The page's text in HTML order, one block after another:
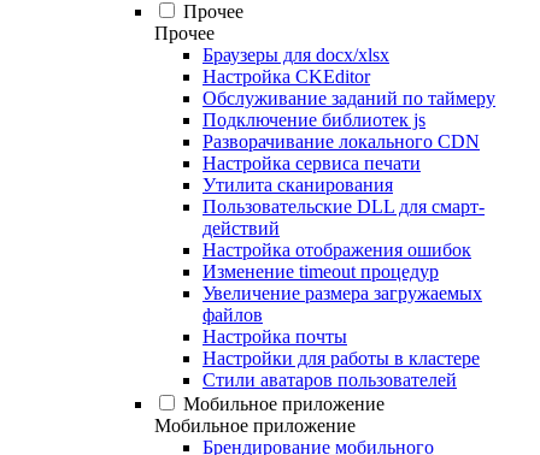
Прочее
Прочее
Браузеры для docx/xlsx
Настройка CKEditor
Обслуживание заданий по таймеру
Подключение библиотек js
Разворачивание локального CDN
Настройка сервиса печати
Утилита сканирования
Пользовательские DLL для смарт-
действий
Настройка отображения ошибок
Изменение timeout процедур
Увеличение размера загружаемых
файлов
Настройка почты
Настройки для работы в кластере
Стили аватаров пользователей
Мобильное приложение
Мобильное приложение
Брендирование мобильного